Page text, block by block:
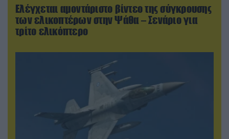
Ελέγχεται αμοντάριστο βίντεο της σύγκρουσης
των ελικοπτέρων στην Ψάθα – Σενάριο για
τρίτο ελικόπτερο